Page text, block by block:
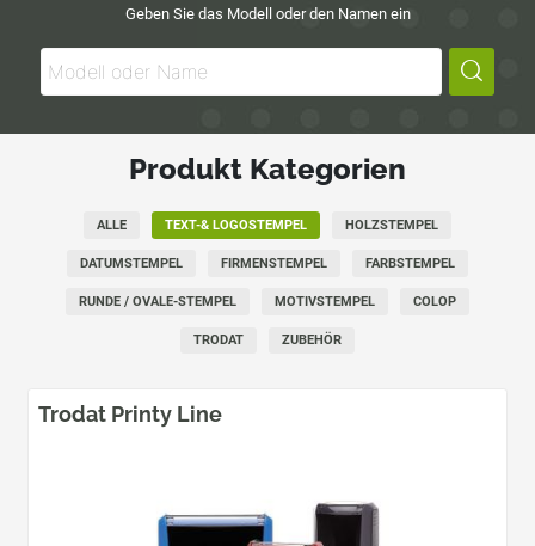
Geben Sie das Modell oder den Namen ein
Produkt Kategorien
ALLE TEXT-& LOGOSTEMPEL HOLZSTEMPEL
DATUMSTEMPEL FIRMENSTEMPEL FARBSTEMPEL
RUNDE / OVALE-STEMPEL MOTIVSTEMPEL COLOP
TRODAT ZUBEHÖR
Trodat Printy Line